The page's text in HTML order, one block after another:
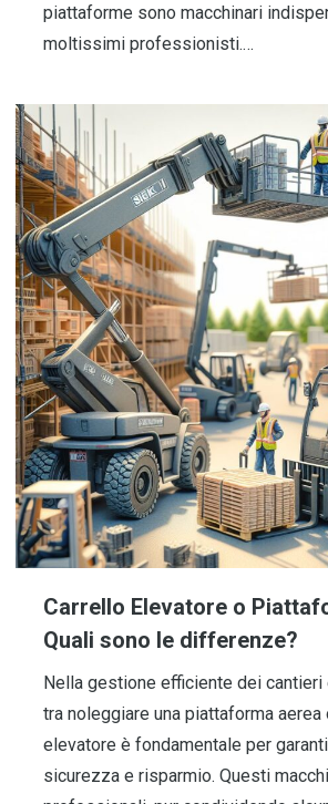
piattaforme sono macchinari
moltissimi professionisti.…
Carrello Elevatore o
Quali sono le differenze?
Nella gestione efficiente dei
tra noleggiare una piattaforma aerea
elevatore è fondamentale per
sicurezza e risparmio. Questi